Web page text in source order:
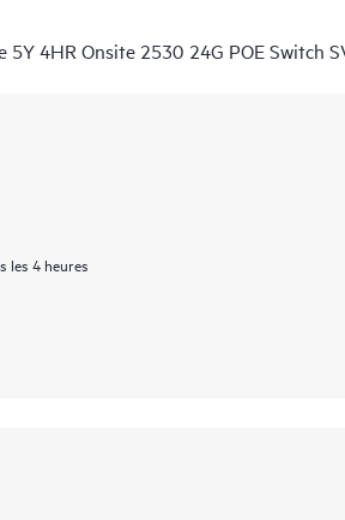
4HR Onsite 2530 24G POE Switch
les 4 heures